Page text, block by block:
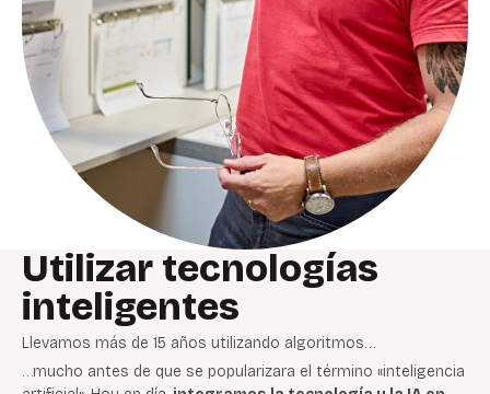
Utilizar tecnologías
inteligentes
Llevamos más de 15 años utilizando algoritmos…
…mucho antes de que se popularizara el término «inteligencia